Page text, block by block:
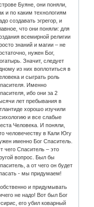
Буяне, они поняли,
и по каким технологиям
создавать эгрегор, и
что они поняли: для
всемирной религии
знаний и магии – не
нужен Бог,
Значит, следует
из них воплотиться в
и сыграть роль
Именно
ибо они за 2
лет пребывания в
хорошо изучили
и все слабые
Человека. И поняли,
человечеству в Кали Югу
именно Бог Спаситель.
чего Спаситель – это
вопрос. Был бы
а от чего он будет
- мы придумаем!
и придумывать
не надо! Вот был Бог
его убил коварный